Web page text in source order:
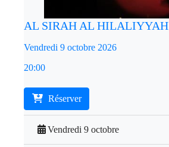
AL SIRAH AL HILALIYYAH
Vendredi 9 octobre 2026
20:00
Réserver
Vendredi 9 octobre